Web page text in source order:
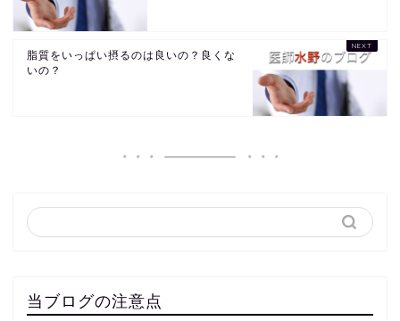
脂質をいっぱい摂るのは良いの？良くな
いの？
当ブログの注意点